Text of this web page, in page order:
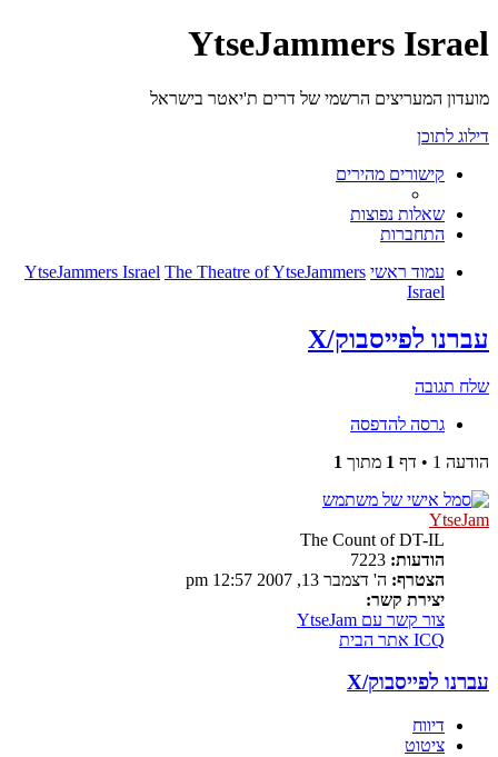
YtseJammers Israel
מועדון המעריצים הרשמי של דרים ת'יאטר בישראל
דילוג לתוכן
קישורים מהירים
שאלות נפוצות
התחברות
עמוד ראשי
YtseJammers Israel The Theatre of YtseJammers
Israel
עברנו לפייסבוק/X
שלח תגובה
גרסה להדפסה
הודעה 1 • דף
1 מתוך 1
YtseJam
The Count of DT-IL
הודעות:
הצטרף: ה' דצמבר 13, 2007 12:57 pm
יצירת קשר:
צור קשר עם YtseJam
ICQ אתר הבית
עברנו לפייסבוק/X
דיווח
ציטוט